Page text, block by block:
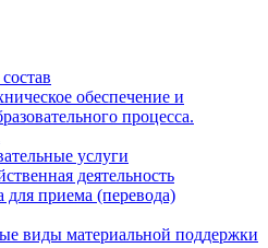
обеспечение и
процесса.
услуги
деятельность
для приема (перевода)
виды материальной поддержки